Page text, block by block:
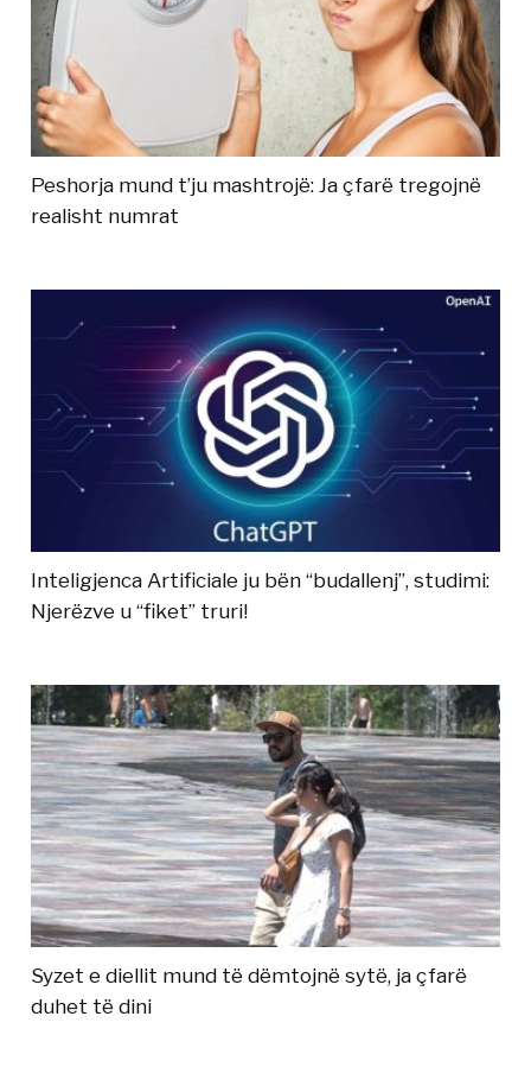
Peshorja mund t’ju mashtrojë: Ja çfarë tregojnë
realisht numrat
Inteligjenca Artificiale ju bën “budallenj”, studimi:
Njerëzve u “fiket” truri!
Syzet e diellit mund të dëmtojnë sytë, ja çfarë
duhet të dini